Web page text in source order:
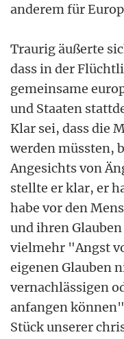
anderem für
Traurig äußerte
dass in der
gemeinsame
und Staaten
Klar sei, dass die
werden müssten,
Angesichts von
stellte er klar, er
habe vor den
und ihren
vielmehr "Angst
eigenen Glauben
vernachlässigen
anfangen
Stück unserer